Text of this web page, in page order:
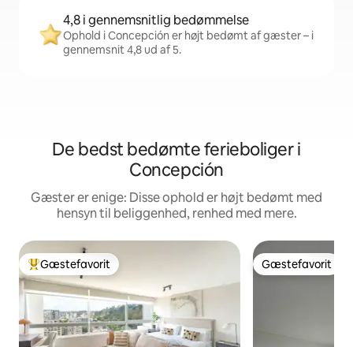
4,8 i gennemsnitlig bedømmelse
Ophold i Concepción er højt bedømt af gæster – i
gennemsnit 4,8 ud af 5.
De bedst bedømte ferieboliger i
Concepción
Gæster er enige: Disse ophold er højt bedømt med
hensyn til beliggenhed, renhed med mere.
Bedste gæstefavorit
Gæstefavorit Gæstefavorit
Gæstefavorit